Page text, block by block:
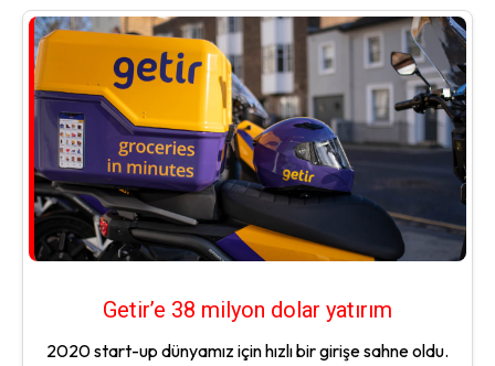
Getir’e 38 milyon dolar yatırım
2020 start-up dünyamız için hızlı bir girişe sahne oldu.